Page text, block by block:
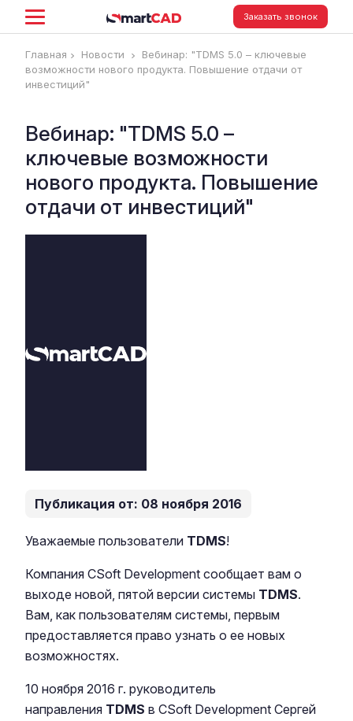
Заказать звонок
Главная Новости
Вебинар: "TDMS 5.0 – ключевые
возможности нового продукта. Повышение отдачи от
инвестиций"
Вебинар: "TDMS 5.0 –
ключевые возможности
нового продукта. Повышение
отдачи от инвестиций"
Публикация от: 08 ноября 2016
Уважаемые пользователи TDMS!
Компания CSoft Development сообщает вам о
выходе новой, пятой версии системы TDMS.
Вам, как пользователям системы, первым
предоставляется право узнать о ее новых
возможностях.
10 ноября 2016 г. руководитель
направления TDMS в CSoft Development Сергей